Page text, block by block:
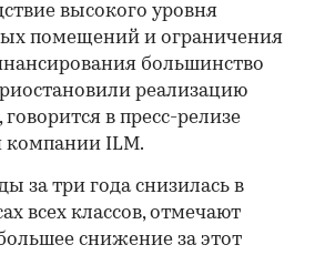
высокого уровня
помещений и ограничения
большинство
реализацию
в пресс-релизе
компании ILM.
за три года снизилась в
всех классов, отмечают
снижение за этот